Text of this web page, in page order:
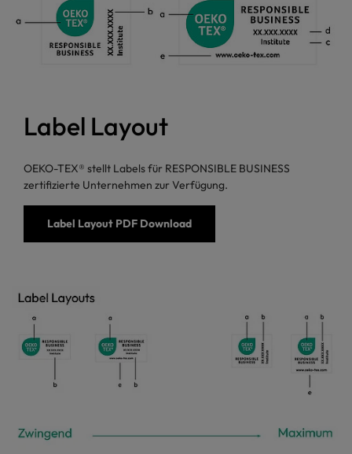
Label Layout
OEKO-TEX® stellt Labels für RESPONSIBLE BUSINESS
zertifizierte Unternehmen zur Verfügung.
Label Layout PDF Download